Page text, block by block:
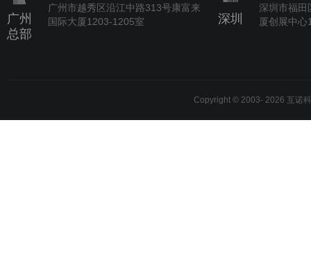
广州
总部
广州市越秀区沿江中路313号康富来
国际大厦1203-1205室
深圳
深圳市福田
厦创展中
Copyright © 2003- 2026 互诺